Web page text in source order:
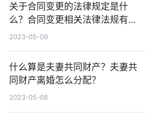
关于合同变更的法律规定是什
么？合同变更相关法律法规有哪
些？
2023-05-09
什么算是夫妻共同财产？夫妻共
同财产离婚怎么分配？
2023-05-08